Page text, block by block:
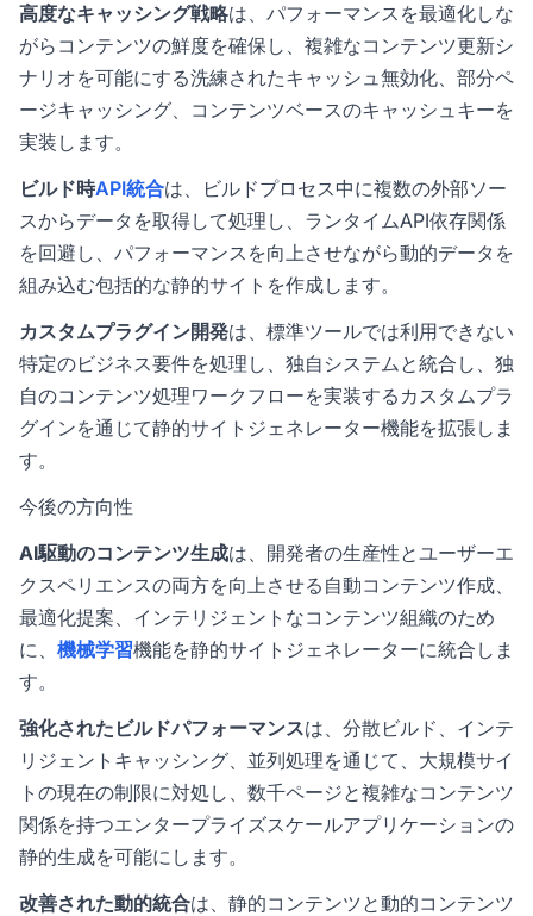
高度なキャッシング戦略は、パフォーマンスを最適化しな
がらコンテンツの鮮度を確保し、複雑なコンテンツ更新シ
ナリオを可能にする洗練されたキャッシュ無効化、部分ペ
ージキャッシング、コンテンツベースのキャッシュキーを
実装します。
ビルド時API統合は、ビルドプロセス中に複数の外部ソー
スからデータを取得して処理し、ランタイムAPI依存関係
を回避し、パフォーマンスを向上させながら動的データを
組み込む包括的な静的サイトを作成します。
カスタムプラグイン開発は、標準ツールでは利用できない
特定のビジネス要件を処理し、独自システムと統合し、独
自のコンテンツ処理ワークフローを実装するカスタムプラ
グインを通じて静的サイトジェネレーター機能を拡張しま
す。
今後の方向性
AI駆動のコンテンツ生成は、開発者の生産性とユーザーエ
クスペリエンスの両方を向上させる自動コンテンツ作成、
最適化提案、インテリジェントなコンテンツ組織のため
に、 機械学習機能を静的サイトジェネレーターに統合しま
す。
強化されたビルドパフォーマンスは、分散ビルド、インテ
リジェントキャッシング、並列処理を通じて、大規模サイ
トの現在の制限に対処し、数千ページと複雑なコンテンツ
関係を持つエンタープライズスケールアプリケーションの
静的生成を可能にします。
改善された動的統合は、静的コンテンツと動的コンテンツ